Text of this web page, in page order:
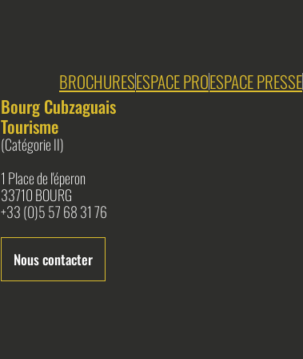
BROCHURESESPACE PROESPACE PRESSE
Bourg Cubzaguais
Tourisme
(Catégorie II)
1 Place de l'éperon
33710 BOURG
+33 (0)5 57 68 31 76
Nous contacter